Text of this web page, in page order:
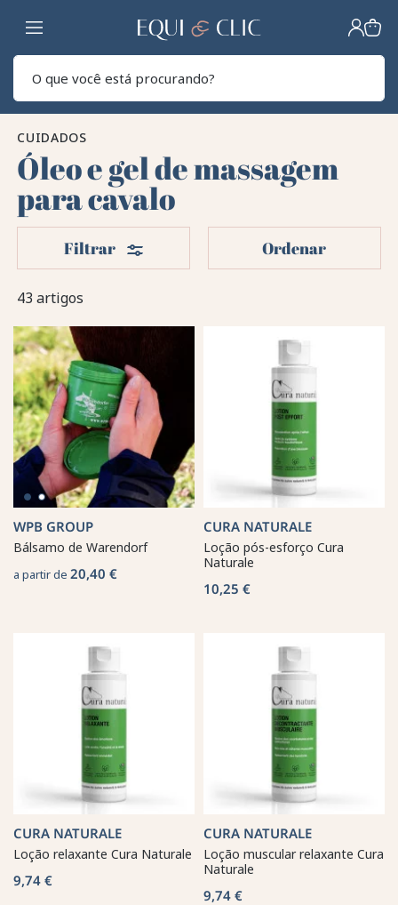
Lar
CUIDADOS
Óleo e gel de massagem
para cavalo
43 artigos
Filtrar Filters Ordenar
WPB GROUP
Bálsamo de Warendorf
a partir de 20,40 €
CURA NATURALE
Loção pós-esforço Cura
Naturale
10,25 €
CURA NATURALE
Loção relaxante Cura Naturale
9,74 €
CURA NATURALE
Loção muscular relaxante Cura
Naturale
9,74 €